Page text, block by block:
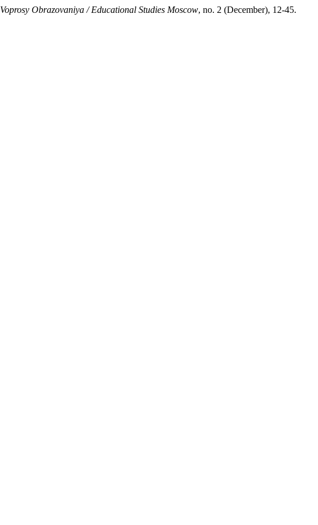
Voprosy Obrazovaniya / Educational Studies Moscow, no. 2 (December), 12-45.